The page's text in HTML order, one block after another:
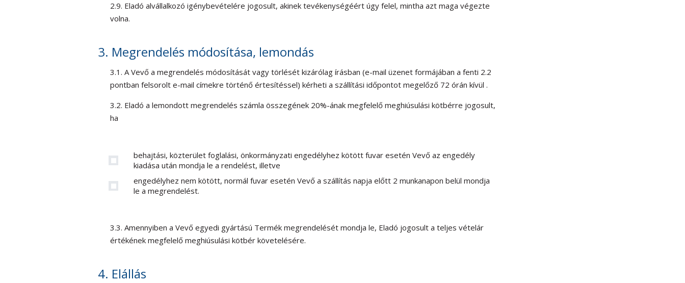
2.9. Eladó alvállalkozó igénybevételére jogosult, akinek tevékenységéért úgy felel, mintha azt maga végezte
volna.
3. Megrendelés módosítása, lemondás
3.1. A Vevő a megrendelés módosítását vagy törlését kizárólag írásban (e-mail üzenet formájában a fenti 2.2
pontban felsorolt e-mail címekre történő értesítéssel) kérheti a szállítási időpontot megelőző 72 órán kívül .
3.2. Eladó a lemondott megrendelés számla összegének 20%-ának megfelelő meghiúsulási kötbérre jogosult,
ha
behajtási, közterület foglalási, önkormányzati engedélyhez kötött fuvar esetén Vevő az engedély
kiadása után mondja le a rendelést, illetve
engedélyhez nem kötött, normál fuvar esetén Vevő a szállítás napja előtt 2 munkanapon belül mondja
le a megrendelést.
3.3. Amennyiben a Vevő egyedi gyártású Termék megrendelését mondja le, Eladó jogosult a teljes vételár
értékének megfelelő meghiúsulási kötbér követelésére.
4. Elállás